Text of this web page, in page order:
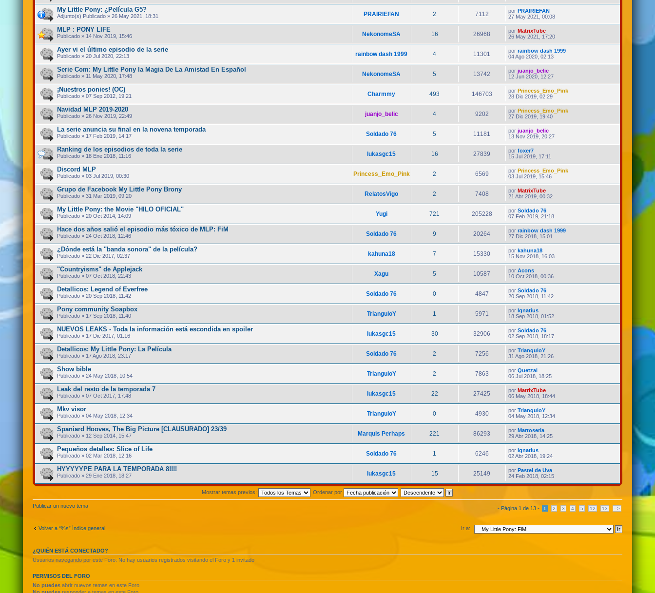
My Little Pony: ¿Película G5?
Adjunto(s) Publicado » 26 May 2021, 18:31 PRAIRIEFAN 2 7112 por PRAIRIEFAN
27 May 2021, 00:08
MLP : PONY LIFE
Publicado » 14 Nov 2019, 15:46 NekonomeSA 16 26968 por MatrixTube
26 May 2021, 17:20
Ayer vi el último episodio de la serie
Publicado » 20 Jul 2020, 22:13 rainbow dash 1999 4 11301 por rainbow dash 1999
04 Ago 2020, 02:13
Serie Com: My Little Pony la Magia De La Amistad En Español
Publicado » 11 May 2020, 17:48 NekonomeSA 5 13742 por juanjo_belic
12 Jun 2020, 12:27
¡Nuestros ponies! (OC)
Publicado » 07 Sep 2012, 19:21 Charmmy 493 146703 por Princess_Emo_Pink
28 Dic 2019, 02:29
Navidad MLP 2019-2020
Publicado » 26 Nov 2019, 22:49 juanjo_belic 4 9202 por Princess_Emo_Pink
27 Dic 2019, 19:40
La serie anuncia su final en la novena temporada
Publicado » 17 Feb 2019, 14:17 Soldado 76 5 11181 por juanjo_belic
13 Nov 2019, 20:27
Ranking de los episodios de toda la serie
Publicado » 18 Ene 2018, 11:16 lukasgc15 16 27839 por foxer7
15 Jul 2019, 17:11
Discord MLP
Publicado » 03 Jul 2019, 00:30 Princess_Emo_Pink 2 6569 por Princess_Emo_Pink
03 Jul 2019, 15:46
Grupo de Facebook My Little Pony Brony
Publicado » 31 Mar 2019, 09:20 RelatosVigo 2 7408 por MatrixTube
21 Abr 2019, 00:32
My Little Pony: the Movie "HILO OFICIAL"
Publicado » 20 Oct 2014, 14:09 Yugi 721 205228 por Soldado 76
07 Feb 2019, 21:18
Hace dos años salió el episodio más tóxico de MLP: FiM
Publicado » 24 Oct 2018, 12:46 Soldado 76 9 20264 por rainbow dash 1999
27 Dic 2018, 15:01
¿Dónde está la "banda sonora" de la película?
Publicado » 22 Dic 2017, 02:37 kahuna18 7 15330 por kahuna18
15 Nov 2018, 16:03
"Countryisms" de Applejack
Publicado » 07 Oct 2018, 22:43 Xagu 5 10587 por Acons
10 Oct 2018, 00:36
Detallicos: Legend of Everfree
Publicado » 20 Sep 2018, 11:42 Soldado 76 0 4847 por Soldado 76
20 Sep 2018, 11:42
Pony community Soapbox
Publicado » 17 Sep 2018, 11:40 TrianguloY 1 5971 por Ignatius
18 Sep 2018, 01:52
NUEVOS LEAKS - Toda la información está escondida en spoiler
Publicado » 17 Dic 2017, 01:16 lukasgc15 30 32906 por Soldado 76
02 Sep 2018, 18:17
Detallicos: My Little Pony: La Película
Publicado » 17 Ago 2018, 23:17 Soldado 76 2 7256 por TrianguloY
31 Ago 2018, 21:26
Show bible
Publicado » 24 May 2018, 10:54 TrianguloY 2 7863 por Quetzal
06 Jul 2018, 18:25
Leak del resto de la temporada 7
Publicado » 07 Oct 2017, 17:48 lukasgc15 22 27425 por MatrixTube
06 May 2018, 18:44
Mkv visor
Publicado » 04 May 2018, 12:34 TrianguloY 0 4930 por TrianguloY
04 May 2018, 12:34
Spaniard Hooves, The Big Picture [CLAUSURADO] 23/39
Publicado » 12 Sep 2014, 15:47 Marquis Perhaps 221 86293 por Martoseria
29 Abr 2018, 14:25
Pequeños detalles: Slice of Life
Publicado » 02 Mar 2018, 12:16 Soldado 76 1 6246 por Ignatius
02 Abr 2018, 19:24
HYYYYYPE PARA LA TEMPORADA 8!!!!
Publicado » 29 Ene 2018, 18:27 lukasgc15 15 25149 por Pastel de Uva
24 Feb 2018, 02:15
Mostrar temas previos: Ordenar por
Publicar un nuevo tema • Página 1 de 13• 1 2 3 4 5 12 13 -->
Volver a “%s” Índice general Ir a:
¿QUIÉN ESTÁ CONECTADO?
Usuarios navegando por este Foro: No hay usuarios registrados visitando el Foro y 1 invitado
PERMISOS DEL FORO
No puedes abrir nuevos temas en este Foro